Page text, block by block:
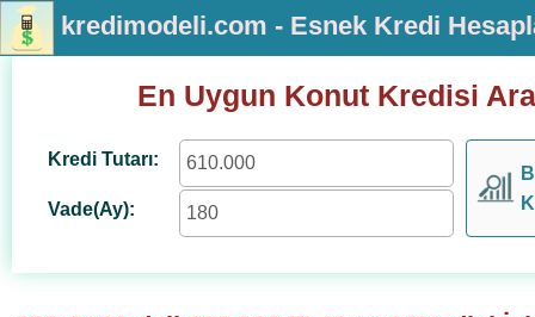
kredimodeli.com - Esnek Kredi
En Uygun Konut Kredisi
Kredi Tutarı:
Vade(Ay):